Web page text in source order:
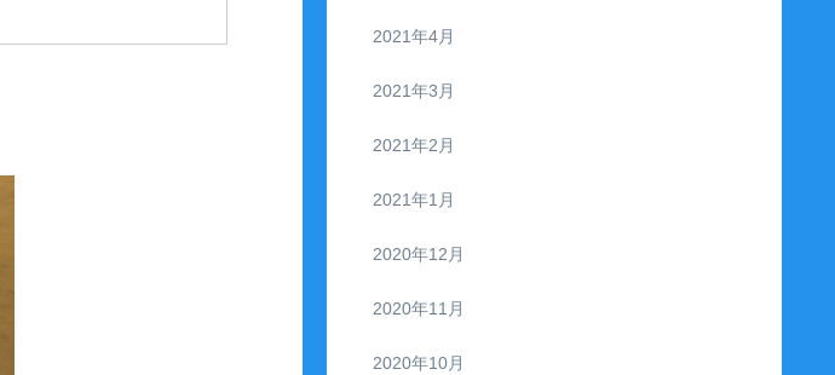
2021年4月
2021年3月
2021年2月
2021年1月
2020年12月
2020年11月
2020年10月